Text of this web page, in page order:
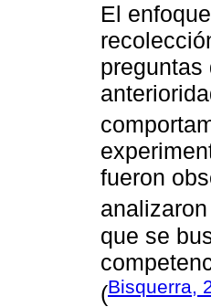
El
fueron
que se
(Bisquerra,